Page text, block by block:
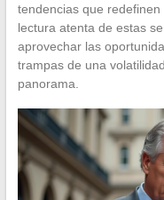
tendencias que
lectura atenta de estas
aprovechar las
trampas de una
panorama.